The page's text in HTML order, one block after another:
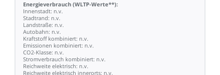
Energieverbrauch (WLTP-Werte**):
Innenstadt: n.v.
Stadtrand: n.v.
Landstraße: n.v.
Autobahn: n.v.
Kraftstoff kombiniert: n.v.
Emissionen kombiniert: n.v.
CO2-Klasse: n.v.
Stromverbrauch kombiniert: n.v.
Reichweite elektrisch: n.v.
Reichweite elektrisch innerorts: n.v.